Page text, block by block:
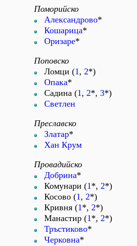
Поморийско
Александрово*
Кошарица*
Оризаре*
Поповско
Ломци (1, 2*)
Опака*
Садина (1, 2*, 3*)
Светлен
Преславско
Златар*
Хан Крум
Провадийско
Добрина*
Комунари (1*, 2*)
Косово (1, 2*)
Кривня (1*, 2*)
Манастир (1*, 2*)
Тръстиково*
Черковна*